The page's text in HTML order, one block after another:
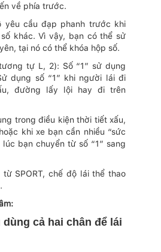
về phía trước.
yêu cầu đạp phanh trước khi
khác. Vì vậy, bạn có thể sử
tại nó có thể khóa hộp số.
tự L, 2): Số “1” sử dụng
dụng số “1” khi người lái đi
đường lấy lội hay đi trên
trong điều kiện thời tiết xấu,
khi xe bạn cần nhiều “sức
bạn chuyển từ số “1” sang
SPORT, chế độ lái thể thao
cả hai chân để lái